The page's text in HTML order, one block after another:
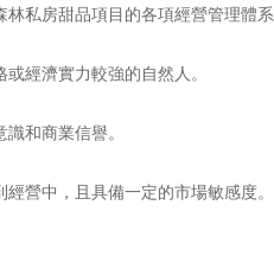
房甜品項目的各項經營管理體系
經濟實力較強的自然人。
和商業信譽。
中，且具備一定的市場敏感度。